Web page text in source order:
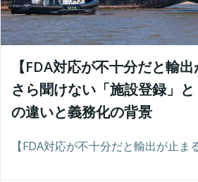
【FDA対応が不十分だと輸
さら聞けない「施設登録」と
の違いと義務化の背景
【FDA対応が不十分だと輸出が止ま